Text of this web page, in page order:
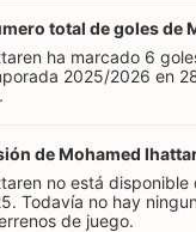
total de goles de
ha marcado 6
2025/2026 en
de Mohamed
no está
Todavía no hay
de juego.